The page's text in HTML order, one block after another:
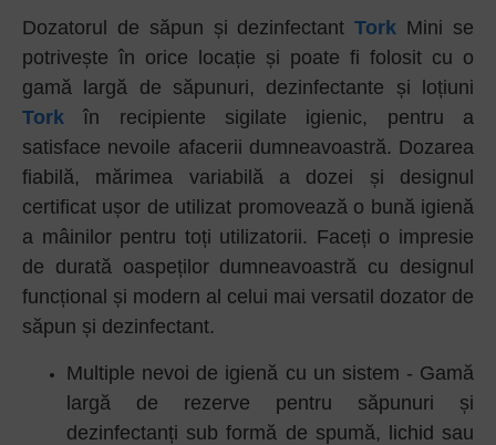
Dozatorul de săpun și dezinfectantTork Mini se
potrivește în orice locație și poate fi folosit cu o
gamă largă de săpunuri, dezinfectante și loțiuni
Tork în recipiente sigilate igienic, pentru a
satisface nevoile afacerii dumneavoastră. Dozarea
fiabilă, mărimea variabilă a dozei și designul
certificat ușor de utilizat promovează o bună igienă
a mâinilor pentru toți utilizatorii. Faceți o impresie
de durată oaspeților dumneavoastră cu designul
funcțional și modern al celui mai versatil dozator de
săpun și dezinfectant.
Multiple nevoi de igienă cu un sistem - Gamă
largă de rezerve pentru săpunuri și
dezinfectanți sub formă de spumă, lichid sau